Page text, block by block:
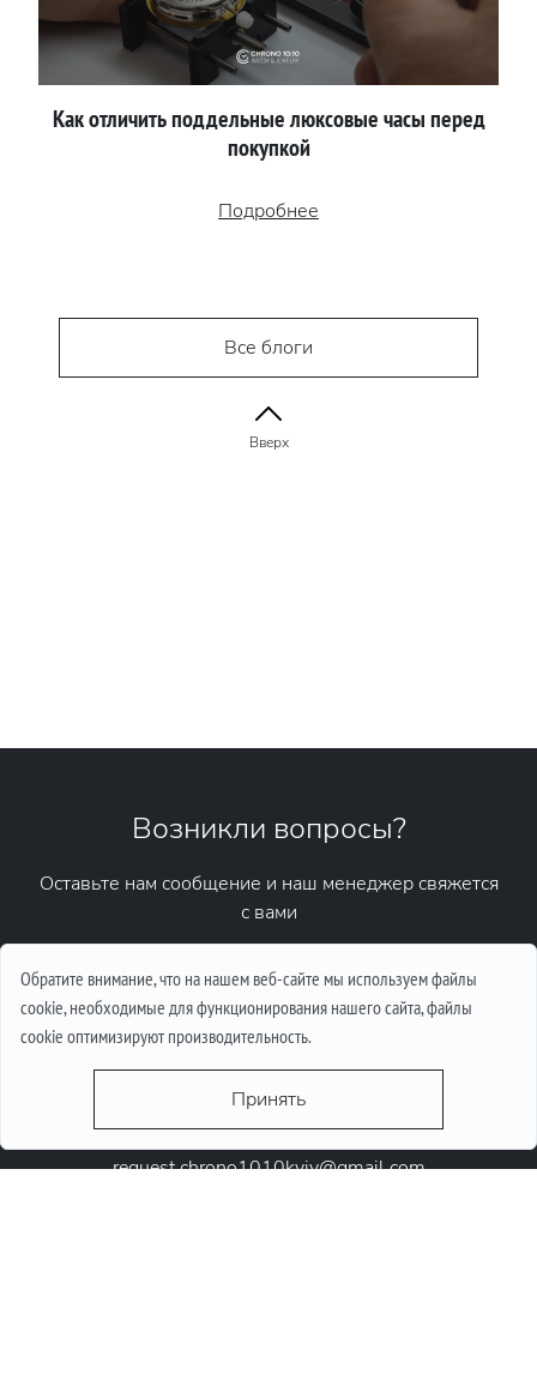
Обратите внимание, что на нашем веб-сайте мы используем файлы
cookie, необходимые для функционирования нашего сайта, файлы
cookie оптимизируют производительность.
Принять
Как отличить поддельные люксовые часы перед
покупкой
Подробнее
Все блоги
Вверх
request.chrono1010kyiv@gmail.com
Возникли вопросы?
Оставьте нам сообщение и наш менеджер свяжется
с вами
Написать сообщение